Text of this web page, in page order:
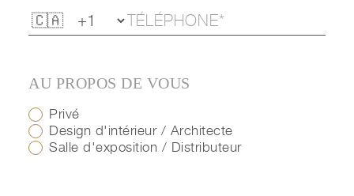
AU PROPOS DE VOUS
Privé
Design d'intérieur / Architecte
Salle d'exposition / Distributeur